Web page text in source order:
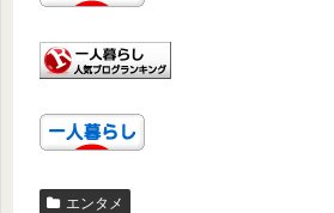
エンタメ